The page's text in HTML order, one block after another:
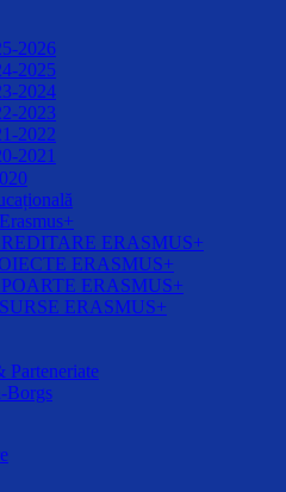
2026
2025
2024
2023
2022
2021
ERASMUS+
ERASMUS+
ERASMUS+
ERASMUS+
Parteneriate
Borgs